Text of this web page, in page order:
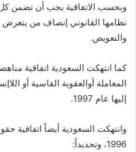
وبحسب الاتفاقية يجب أن تضمن
نظامها القانوني إنصاف من يتعرض
والتعويض.
كما انتهكت السعودية اتفاقية
المعاملة أوالعقوبة القاسية أو
إليها عام 1997.
وانتهكت السعودية أيضاً اتفاقية
1996، وتحديداً: